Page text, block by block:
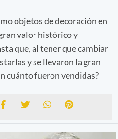
objetos de decoración en
valor histórico y
que, al tener que cambiar
y se llevaron la gran
cuánto fueron vendidas?